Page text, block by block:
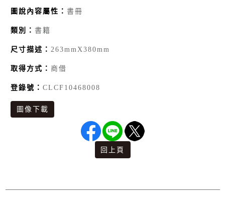
圖說內容屬性： 書冊
類別： 書籍
尺寸描述： 263mmX380mm
取得方式： 商借
登錄號： CLCF10468008
圖像下載
回上頁